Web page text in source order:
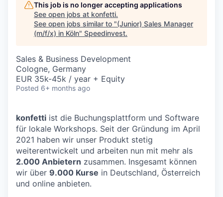
This job is no longer accepting applications
See open jobs at konfetti.
See open jobs similar to "(Junior) Sales Manager
(m/f/x) in Köln" Speedinvest.
Sales & Business Development
Cologne, Germany
EUR 35k-45k / year + Equity
Posted 6+ months ago
konfetti ist die Buchungsplattform und Software
für lokale Workshops. Seit der Gründung im April
2021 haben wir unser Produkt stetig
weiterentwickelt und arbeiten nun mit mehr als
2.000 Anbietern zusammen. Insgesamt können
wir über 9.000 Kurse in Deutschland, Österreich
und online anbieten.